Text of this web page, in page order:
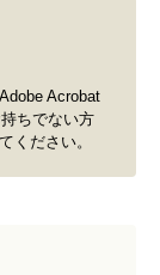
Acrobat
ちでない方
ください。